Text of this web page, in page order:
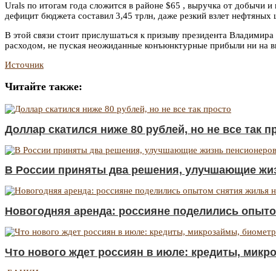
Urals по итогам года сложится в районе $65 , выручка от добычи
дефицит бюджета составил 3,45 трлн, даже резкий взлет
В этой связи стоит прислушаться к призыву президента
расходом, не пуская неожиданные конъюнктурные прибыли ни на
Источник
Читайте также:
Доллар скатился ниже 80 рублей, но не все так
В России приняты два решения, улучшающие
Новогодняя аренда: россияне поделились
Что нового ждет россиян в июле: кредиты,